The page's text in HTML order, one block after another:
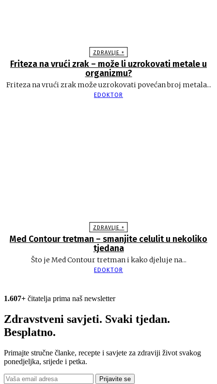
ZDRAVLJE +
Friteza na vrući zrak – može li uzrokovati metale u
organizmu?
Friteza na vrući zrak može uzrokovati povećan broj metala...
EDOKTOR
ZDRAVLJE +
Med Contour tretman – smanjite celulit u nekoliko
tjedana
Što je Med Contour tretman i kako djeluje na...
EDOKTOR
1.607+ čitatelja prima naš newsletter
Zdravstveni savjeti. Svaki tjedan.
Besplatno.
Primajte stručne članke, recepte i savjete za zdraviji život svakog
ponedjeljka, srijede i petka.
Prijavite se